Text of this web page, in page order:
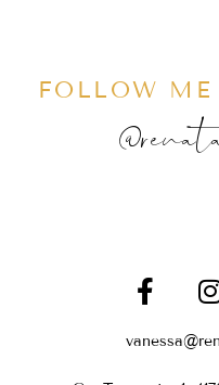
FOLLOW